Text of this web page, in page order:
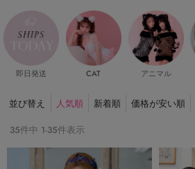
即日発送 CAT アニマル
並び替え 人気順 新着順 価格が安い順
35件中 1-35件表示